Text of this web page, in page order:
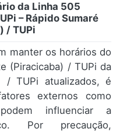
da Linha 505
– Rápido Sumaré
/ TUPi
manter os horários do
(Piracicaba) / TUPi da
/ TUPi atualizados, é
externos como
influenciar a
Por precaução,